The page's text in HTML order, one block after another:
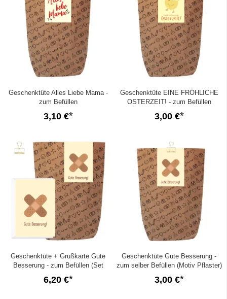
Geschenktüte Alles Liebe Mama -
zum Befüllen
3,10 €
Geschenktüte EINE FRÖHLICHE
OSTERZEIT! - zum Befüllen
3,00 €
Geschenktüte + Grußkarte Gute
Besserung - zum Befüllen (Set
6,20 €
Geschenktüte Gute Besserung -
zum selber Befüllen (Motiv Pflaster)
3,00 €